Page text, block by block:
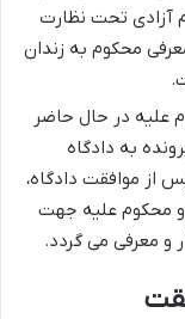
آزادی تحت نظارت
محکوم به زندان
علیه در حال حاضر
به دادگاه
از موافقت دادگاه،
و محکوم علیه جهت
معرفی می گردد.